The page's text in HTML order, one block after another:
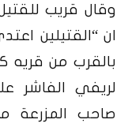
وقال قريب
ان “القتيلين
بالقرب من قريه
لريفي الفاشر
صاحب المزرعة